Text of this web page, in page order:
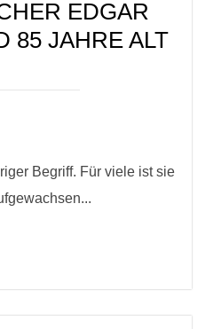
EDGAR
85 JAHRE ALT
Begriff. Für viele ist sie